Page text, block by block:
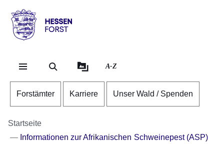
Hessen
Forst
A-Z
Forstämter Karriere Unser Wald / Spenden
Startseite
Informationen zur Afrikanischen Schweinepest (ASP)